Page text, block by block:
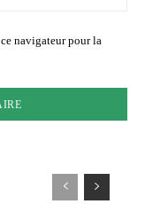
navigateur pour la